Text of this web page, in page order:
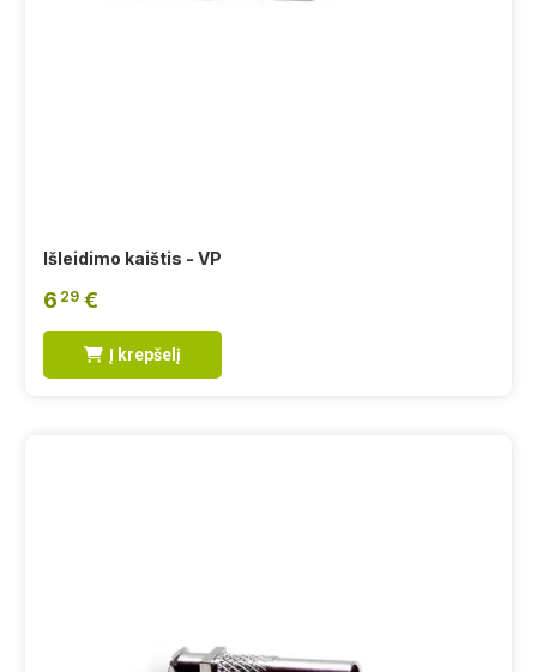
Išleidimo kaištis - VP
6 29 €
Į krepšelį